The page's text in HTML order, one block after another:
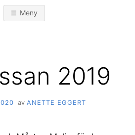
Meny
2019
av ANETTE EGGERT